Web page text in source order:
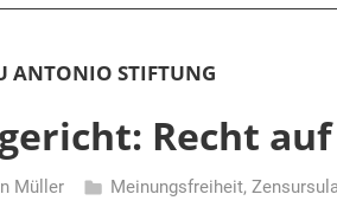
ANTONIO STIFTUNG
Recht auf
Müller Meinungsfreiheit, Zensursula